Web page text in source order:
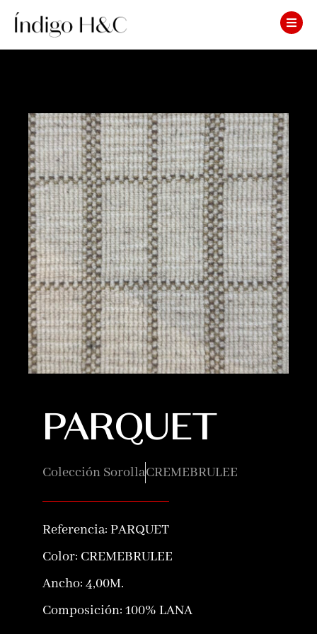
PARQUET
Colección SorollaCREMEBRULEE
Referencia: PARQUET
Color: CREMEBRULEE
Ancho: 4,00M.
Composición: 100% LANA